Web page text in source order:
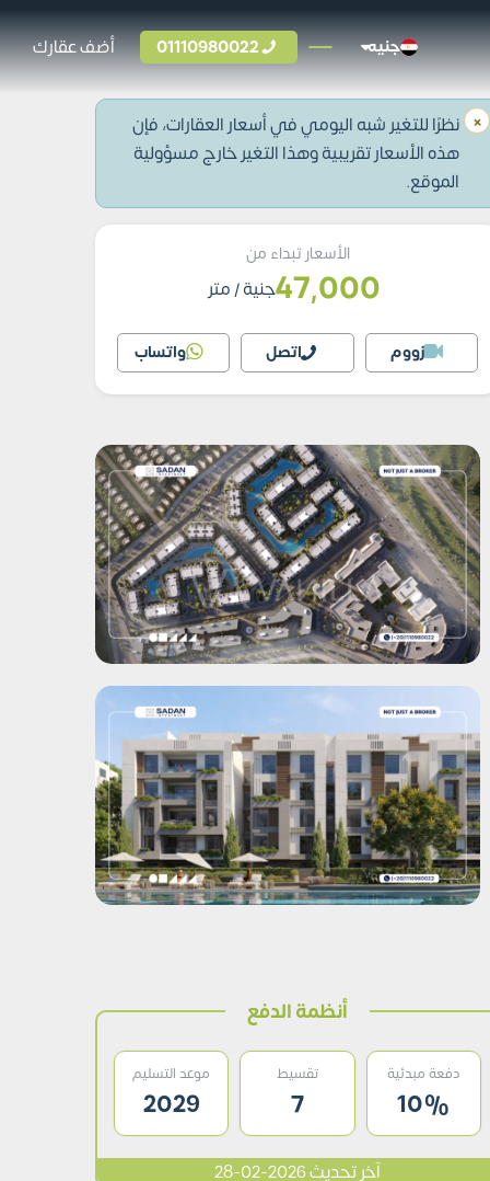
جنيه 01110980022 أضف عقارك
× نظرًا للتغير شبه اليومي في أسعار العقارات، فإن
هذه الأسعار تقريبية وهذا التغير خارج مسؤولية
الموقع.
الأسعار تبداء من
47,000جنية/ متر
زووم اتصل واتساب
أنظمة الدفع
دفعة مبدئية
10%
تقسيط
7
موعد التسليم
2029
آخر تحديث 2026-02-28